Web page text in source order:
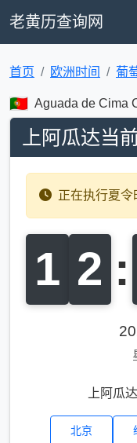
老黄历查询网
首页 欧洲时间 葡
Aguada de Cima
上阿瓜达当
正在执行夏令
1 2 :
上阿瓜
北京